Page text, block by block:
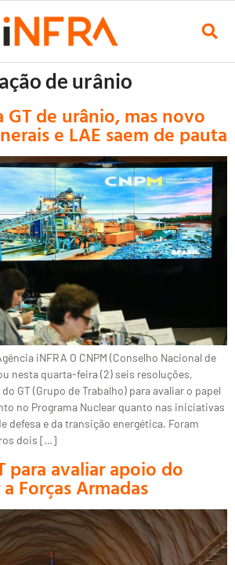
de urânio
GT de urânio, mas novo
e LAE saem de pauta
iNFRA O CNPM (Conselho Nacional de
nesta quarta-feira (2) seis resoluções,
GT (Grupo de Trabalho) para avaliar o papel
no Programa Nuclear quanto nas iniciativas
defesa e da transição energética. Foram
dois […]
para avaliar apoio do
Forças Armadas